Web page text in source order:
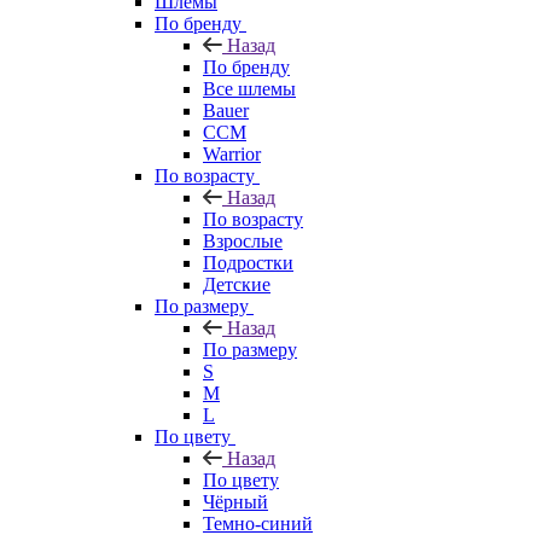
По бренду
Назад
По бренду
Все шлемы
Bauer
CCM
Warrior
По возрасту
Назад
По возрасту
Взрослые
Подростки
Детские
По размеру
Назад
По размеру
S
M
L
По цвету
Назад
По цвету
Чёрный
Темно-синий